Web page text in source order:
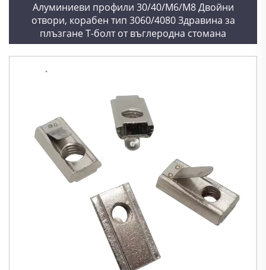
Алуминиеви профили 30/40/M6/M8 Двойни
отвори, корабен тип 3060/4080 Здравина за
плъзгане T-болт от въглеродна стомана